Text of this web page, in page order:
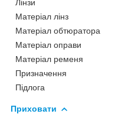
Лінзи
Матеріал лінз
Матеріал обтюратора
Матеріал оправи
Матеріал ременя
Призначення
Підлога
Приховати